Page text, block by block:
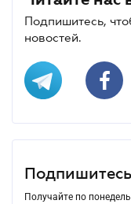
Подпишитесь,
новостей.
Получайте по